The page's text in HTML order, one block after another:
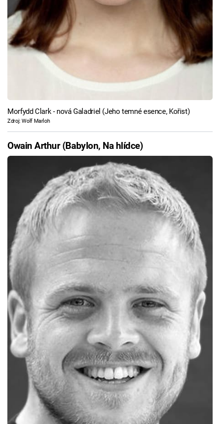
Morfydd Clark - nová Galadriel (Jeho temné esence, Kořist)
Zdroj: Wolf Marloh
Owain Arthur (Babylon, Na hlídce)